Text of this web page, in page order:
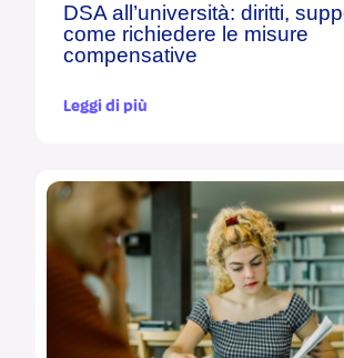
DSA all’università: diritti,
come richiedere le misure
compensative
Leggi di più